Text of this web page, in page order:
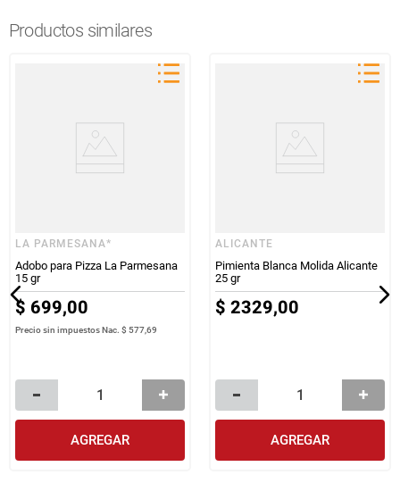
Productos similares
LA PARMESANA*
Adobo para Pizza La Parmesana
15 gr
$ 699,00
Precio sin impuestos Nac. $ 577,69
AGREGAR
ALICANTE
Pimienta Blanca Molida Alicante
25 gr
$ 2329,00
AGREGAR